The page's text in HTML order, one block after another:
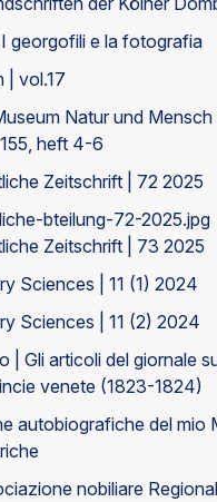
georgofili e la fotografia
| vol.17
Natur und Mensch
heft 4-6
Zeitschrift | 72 2025
bteilung-72-2025.jpg
Zeitschrift | 73 2025
Sciences | 11 (1) 2024
Sciences | 11 (2) 2024
| Gli articoli del giornale
venete (1823-1824)
autobiografiche del mio
nobiliare